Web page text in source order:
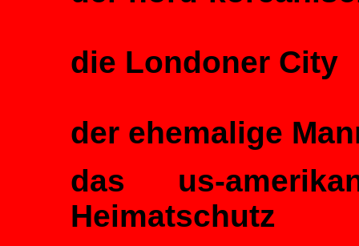
die Londoner City
der ehemalige
das us-
Heimatschutz